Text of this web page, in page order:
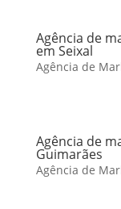
Agência de
em Seixal
Agência de
Agência de
Guimarães
Agência de